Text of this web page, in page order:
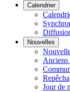
Calendrier
Nouvelles
Anciens
Jour de